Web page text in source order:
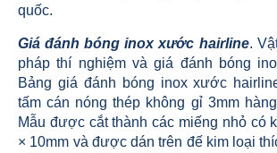
quốc.
Giá đánh bóng inox xước hairline.
pháp thí nghiệm và giá đánh bóng
Bảng giá đánh bóng inox xước
tấm cán nóng thép không gỉ 3mm
Mẫu được cắt thành các miếng nhỏ có
× 10mm và được dán trên đế kim loại